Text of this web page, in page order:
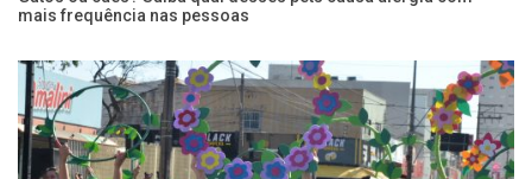
mais frequência nas pessoas